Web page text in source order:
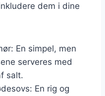
dem i dine
En simpel, men
serveres med
salt.
En rig og